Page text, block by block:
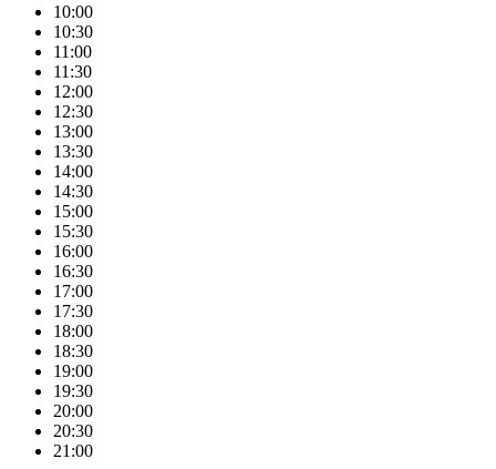
10:00
10:30
11:00
11:30
12:00
12:30
13:00
13:30
14:00
14:30
15:00
15:30
16:00
16:30
17:00
17:30
18:00
18:30
19:00
19:30
20:00
20:30
21:00